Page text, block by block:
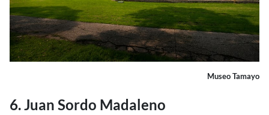
Museo Tamayo
6. Juan Sordo Madaleno